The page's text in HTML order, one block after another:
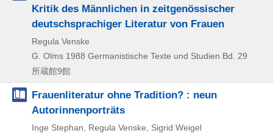
Kritik des Männlichen in zeitgenössischer
deutschsprachiger Literatur von Frauen
Regula Venske
G. Olms 1988 Germanistische Texte und Studien Bd. 29
所蔵館9館
Frauenliteratur ohne Tradition? : neun
Autorinnenporträts
Inge Stephan, Regula Venske, Sigrid Weigel